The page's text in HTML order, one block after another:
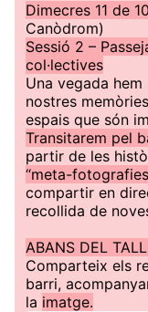
Dimecres 11 de
Canòdrom)
Sessió 2 –
col·lectives
Una vegada
nostres
espais que són
Transitarem pel
partir de les
“meta-
compartir en
recollida de
ABANS DEL
Comparteix els
barri,
la imatge.